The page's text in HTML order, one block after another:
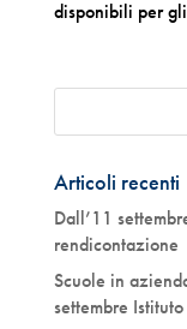
disponibili per
Articoli recenti
Dall’11
rendicontazione
Scuole in
settembre